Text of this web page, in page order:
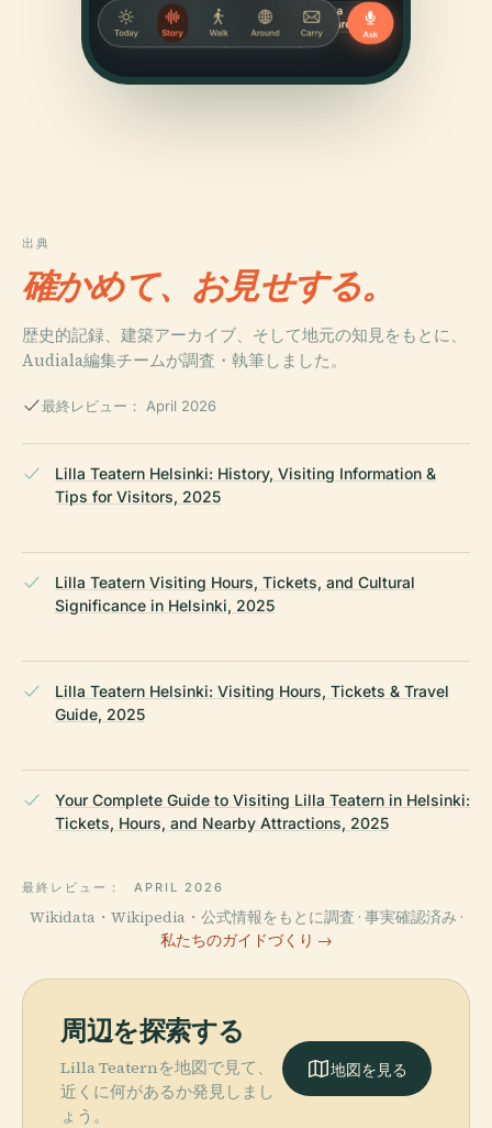
出典
確かめて、お見せする。
歴史的記録、建築アーカイブ、そして地元の知見をもとに、
Audiala編集チームが調査・執筆しました。
最終レビュー： April 2026
Lilla Teatern Helsinki: History, Visiting Information &
Tips for Visitors, 2025
Lilla Teatern Visiting Hours, Tickets, and Cultural
Significance in Helsinki, 2025
Lilla Teatern Helsinki: Visiting Hours, Tickets & Travel
Guide, 2025
Your Complete Guide to Visiting Lilla Teatern in Helsinki:
Tickets, Hours, and Nearby Attractions, 2025
最終レビュー： APRIL 2026
Wikidata・Wikipedia・公式情報をもとに調査 · 事実確認済み ·
私たちのガイドづくり →
周辺を探索する
Lilla Teaternを地図で見て、
近くに何があるか発見しまし
ょう。
地図を見る